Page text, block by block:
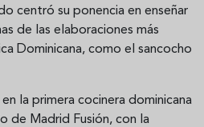
centró su ponencia en enseñar
de las elaboraciones más
Dominicana, como el sancocho
la primera cocinera dominicana
de Madrid Fusión, con la